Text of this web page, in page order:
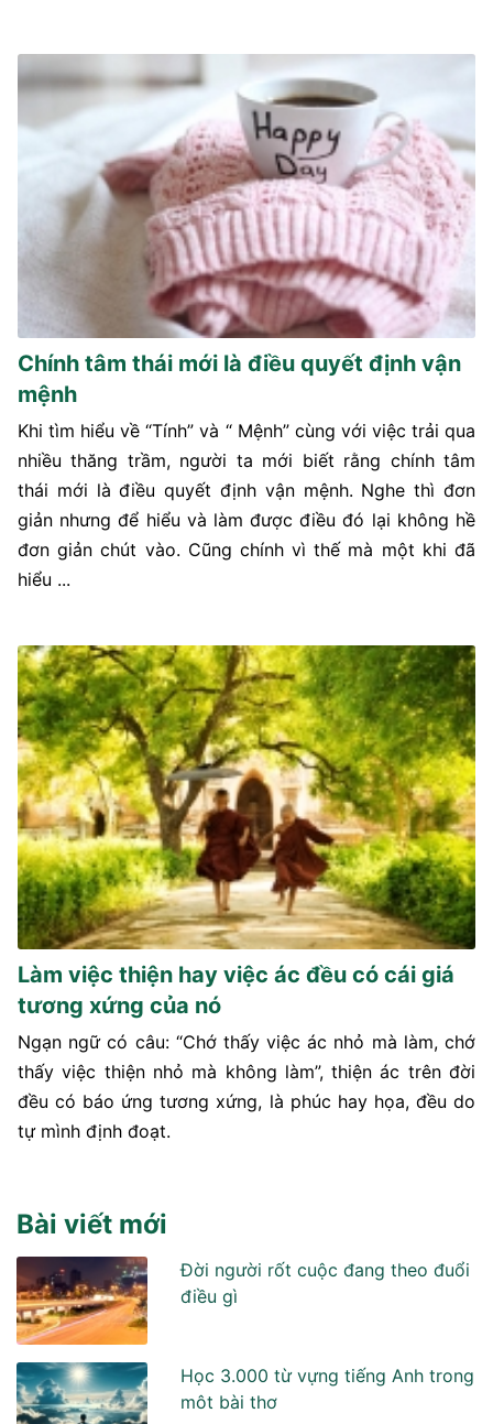
Chính tâm thái mới là điều quyết định vận
mệnh
Khi tìm hiểu về “Tính” và “ Mệnh” cùng với việc trải qua
nhiều thăng trầm, người ta mới biết rằng chính tâm
thái mới là điều quyết định vận mệnh. Nghe thì đơn
giản nhưng để hiểu và làm được điều đó lại không hề
đơn giản chút vào. Cũng chính vì thế mà một khi đã
hiểu ...
Làm việc thiện hay việc ác đều có cái giá
tương xứng của nó
Ngạn ngữ có câu: “Chớ thấy việc ác nhỏ mà làm, chớ
thấy việc thiện nhỏ mà không làm”, thiện ác trên đời
đều có báo ứng tương xứng, là phúc hay họa, đều do
tự mình định đoạt.
Bài viết mới
Đời người rốt cuộc đang theo đuổi
điều gì
Học 3.000 từ vựng tiếng Anh trong
môt bài thơ